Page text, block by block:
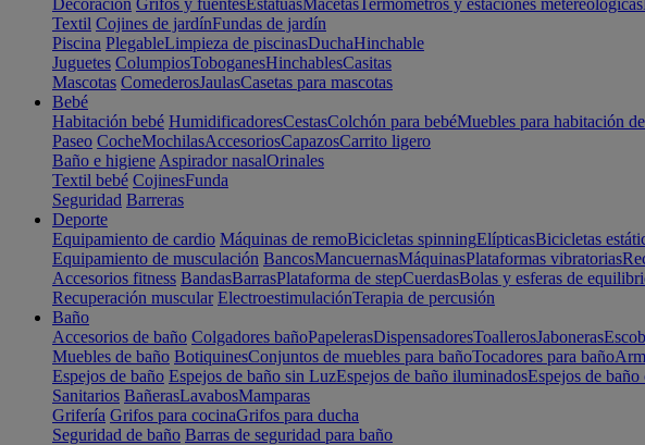
Decoración Grifos y fuentesEstatuasMacetasTermómetros y estaciones metereológicas
Textil Cojines de jardínFundas de jardín
Piscina PlegableLimpieza de piscinasDuchaHinchable
Juguetes ColumpiosToboganesHinchablesCasitas
Mascotas ComederosJaulasCasetas para mascotas
Bebé
Habitación bebé HumidificadoresCestasColchón para bebéMuebles para habitación
Paseo CocheMochilasAccesoriosCapazosCarrito ligero
Baño e higiene Aspirador nasalOrinales
Textil bebé CojinesFunda
Seguridad Barreras
Deporte
Equipamiento de cardio Máquinas de remoBicicletas spinningElípticasBicicletas
Equipamiento de musculación BancosMancuernasMáquinasPlataformas vibratorias
Accesorios fitness BandasBarrasPlataforma de stepCuerdasBolas y esferas de
Recuperación muscular ElectroestimulaciónTerapia de percusión
Baño
Accesorios de baño Colgadores bañoPapelerasDispensadoresToallerosJaboneras
Muebles de baño BotiquinesConjuntos de muebles para bañoTocadores para baño
Espejos de baño Espejos de baño sin LuzEspejos de baño iluminadosEspejos de
Sanitarios BañerasLavabosMamparas
Grifería Grifos para cocinaGrifos para ducha
Seguridad de baño Barras de seguridad para baño